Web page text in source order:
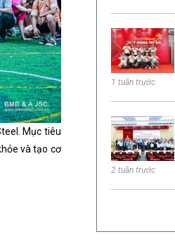
Mục tiêu
và tạo cơ
1 tuần trước
2 tuần trước